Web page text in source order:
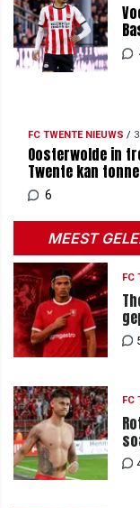
FC TWENTE NIEUWS /
Oosterwolde in
Twente kan
6
MEEST
FC
FC